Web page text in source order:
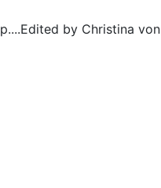
p....Edited by Christina von